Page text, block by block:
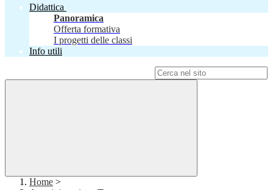
Didattica
Panoramica
Offerta formativa
I progetti delle classi
Info utili
Home >